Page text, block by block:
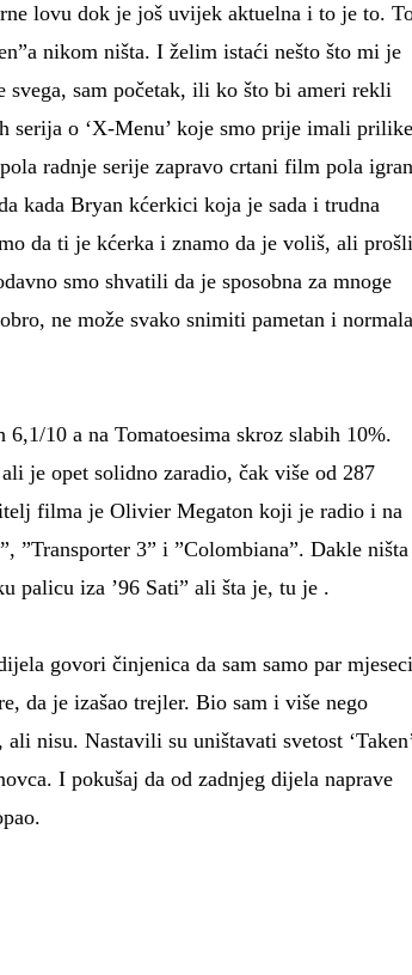
lovu dok je još uvijek aktuelna i to je to.
nikom ništa. I želim istaći nešto što mi je
svega, sam početak, ili ko što bi ameri rekli
serija o ‘X-Menu’ koje smo prije imali prilike
radnje serije zapravo crtani film pola
kada Bryan kćerkici koja je sada i trudna
da ti je kćerka i znamo da je voliš, ali prošli
smo shvatili da je sposobna za mnoge
ne može svako snimiti pametan i
10 a na Tomatoesima skroz slabih 10%.
je opet solidno zaradio, čak više od 287
filma je Olivier Megaton koji je radio i na
3” i ”Colombiana”. Dakle ništa
palicu iza ’96 Sati” ali šta je, tu je .
govori činjenica da sam samo par mjeseci
da je izašao trejler. Bio sam i više nego
nisu. Nastavili su uništavati svetost
I pokušaj da od zadnjeg dijela naprave